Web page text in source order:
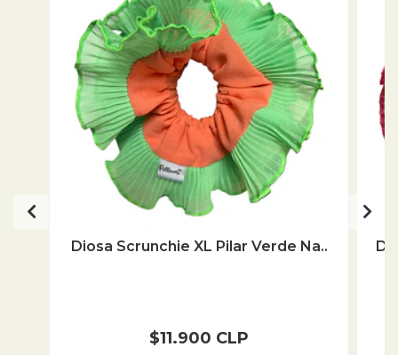
Diosa Scrunchie XL Pilar Verde Na..
$11.900 CLP